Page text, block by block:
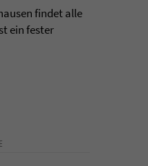
findet alle
ein fester